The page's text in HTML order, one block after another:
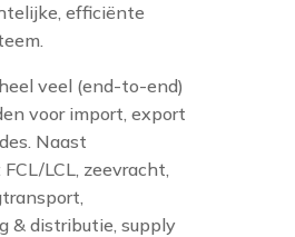
efficiënte
veel (end-to-end)
voor import, export
Naast
LCL, zeevracht,
& distributie, supply